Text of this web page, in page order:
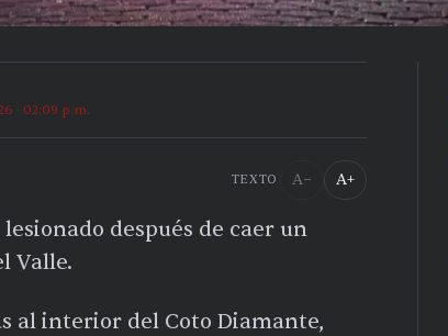
· 02:09 p.m.
TEXTO A− A+
después de caer un
Valle.
al interior del Coto Diamante,